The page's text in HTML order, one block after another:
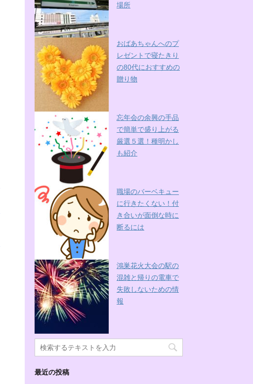
場所
おばあちゃんへのプ
レゼントで寝たきり
の80代におすすめの
贈り物
忘年会の余興の手品
で簡単で盛り上がる
厳選５選！種明かし
も紹介
職場のバーベキュー
に行きたくない！付
き合いが面倒な時に
断るには
鴻巣花火大会の駅の
混雑と帰りの電車で
失敗しないための情
報
最近の投稿